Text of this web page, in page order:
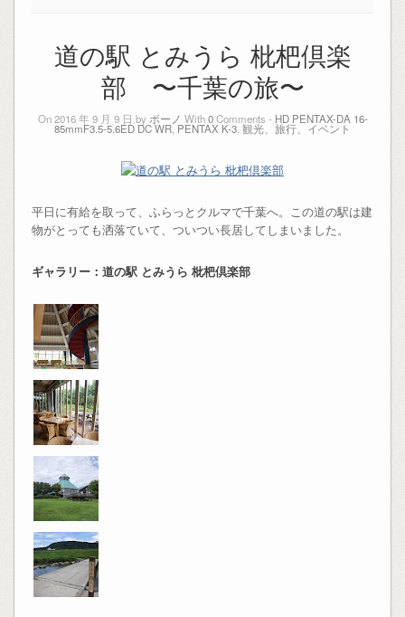
道の駅 とみうら 枇杷倶楽
部 〜千葉の旅〜
On 2016 年 9 月 9 日 by ボーノ With0Comments - HD PENTAX-DA 16-
85mmF3.5-5.6ED DC WR, PENTAX K-3 観光、旅行、イベント
平日に有給を取って、ふらっとクルマで千葉へ。この道の駅は建
物がとっても洒落ていて、ついつい長居してしまいました。
ギャラリー：道の駅 とみうら 枇杷倶楽部